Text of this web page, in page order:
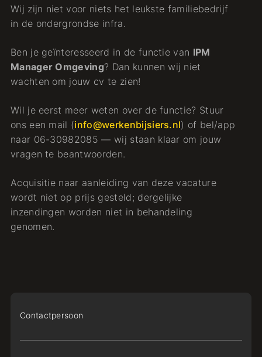
Wij zijn niet voor niets het leukste familiebedrijf
in de ondergrondse infra.
Ben je geïnteresseerd in de functie van IPM
Manager Omgeving? Dan kunnen wij niet
wachten om jouw cv te zien!
Wil je eerst meer weten over de functie? Stuur
ons een mail (info@werkenbijsiers.nl) of bel/app
naar 06-30982085 — wij staan klaar om jouw
vragen te beantwoorden.
Acquisitie naar aanleiding van deze vacature
wordt niet op prijs gesteld; dergelijke
inzendingen worden niet in behandeling
genomen.
Contactpersoon